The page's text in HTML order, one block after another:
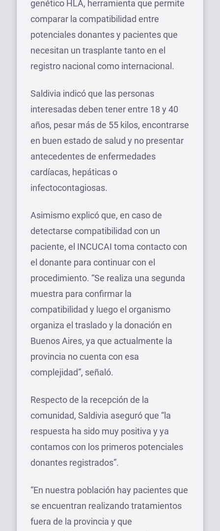
genético HLA, herramienta que permite
comparar la compatibilidad entre
potenciales donantes y pacientes que
necesitan un trasplante tanto en el
registro nacional como internacional.
Saldivia indicó que las personas
interesadas deben tener entre 18 y 40
años, pesar más de 55 kilos, encontrarse
en buen estado de salud y no presentar
antecedentes de enfermedades
cardíacas, hepáticas o
infectocontagiosas.
Asimismo explicó que, en caso de
detectarse compatibilidad con un
paciente, el INCUCAI toma contacto con
el donante para continuar con el
procedimiento. “Se realiza una segunda
muestra para confirmar la
compatibilidad y luego el organismo
organiza el traslado y la donación en
Buenos Aires, ya que actualmente la
provincia no cuenta con esa
complejidad”, señaló.
Respecto de la recepción de la
comunidad, Saldivia aseguró que “la
respuesta ha sido muy positiva y ya
contamos con los primeros potenciales
donantes registrados”.
“En nuestra población hay pacientes que
se encuentran realizando tratamientos
fuera de la provincia y que